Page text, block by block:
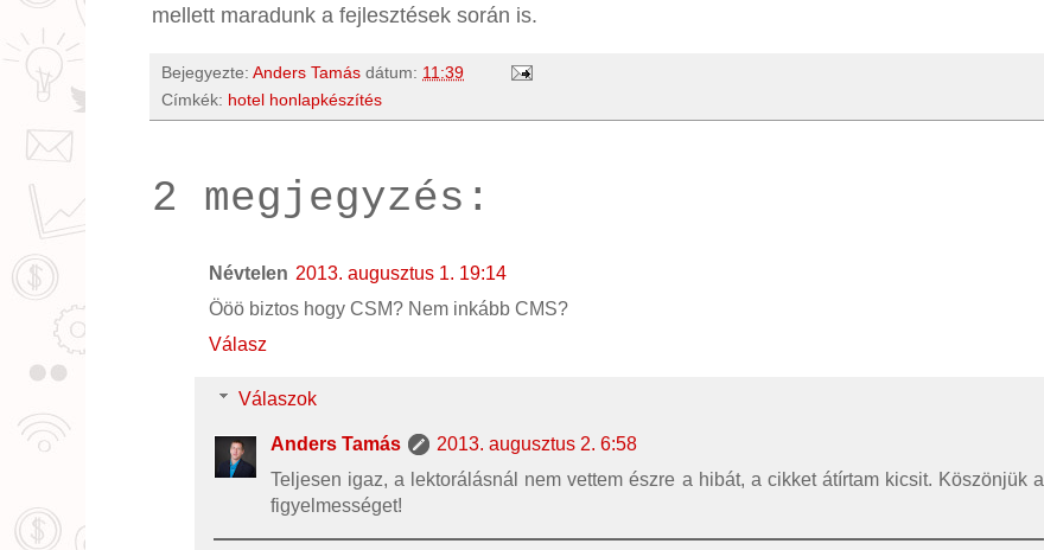
mellett maradunk a fejlesztések során is.
Bejegyezte: Anders Tamás dátum: 11:39
Címkék: hotel honlapkészítés
2 megjegyzés:
Névtelen 2013. augusztus 1. 19:14
Ööö biztos hogy CSM? Nem inkább CMS?
Válasz
Válaszok
Anders Tamás
2013. augusztus 2. 6:58
Teljesen igaz, a lektorálásnál nem vettem észre a hibát, a cikket átírtam kicsit. Köszönjük a
figyelmességet!